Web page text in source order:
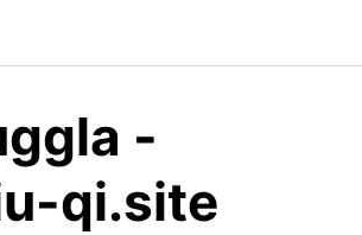
-
qi.site